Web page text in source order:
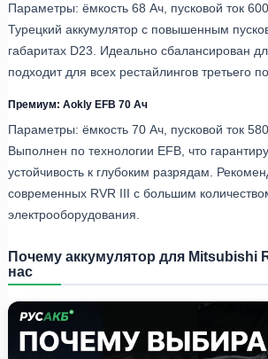
Параметры: ёмкость 68 Ач, пусковой ток
Турецкий аккумулятор с повышенным
габаритах D23. Идеально сбалансирован
подходит для всех рестайлингов третьего
Премиум: Aokly EFB 70 Ач
Параметры: ёмкость 70 Ач, пусковой ток
Выполнен по технологии EFB, что
устойчивость к глубоким разрядам.
современных RVR III с большим
электрооборудования.
Почему аккумулятор для Mitsubishi
нас